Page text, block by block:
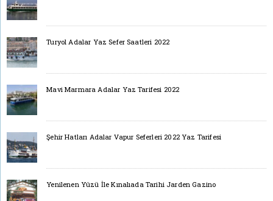
Turyol Adalar Yaz Sefer Saatleri 2022
Mavi Marmara Adalar Yaz Tarifesi 2022
Şehir Hatları Adalar Vapur Seferleri 2022 Yaz Tarifesi
Yenilenen Yüzü İle Kınalıada Tarihi Jarden Gazino